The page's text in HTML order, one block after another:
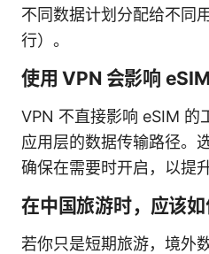
不同数据计划分配给不同
行）。
使用 VPN 会影响
VPN 不直接影响 eSIM 的
应用层的数据传输路径。
确保在需要时开启，以提
在中国旅游时，应该如
若你只是短期旅游，境外